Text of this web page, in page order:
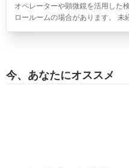
オペレーターや顕微鏡を活用した
ロールームの場合があります。 未
今、あなたにオススメ